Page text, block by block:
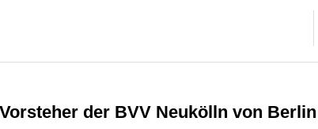
Vorsteher der BVV Neukölln von Berlin